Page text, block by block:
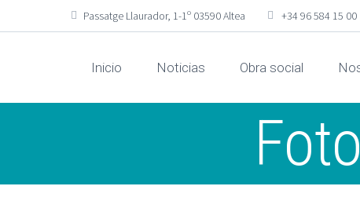
Passatge Llaurador, 1-1º 03590 Altea +34 96 584 15 00
Inicio Noticias Obra social